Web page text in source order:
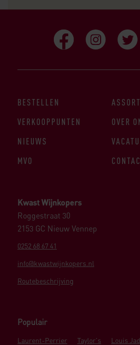
Kwast Wijnkopers
Roggestraat 30
2153 GC Nieuw Vennep
0252 68 67 41
info@kwastwijnkopers.nl
Routebeschrijving
Populair
Laurent-Perrier Taylor's Louis
BESTELLEN
VERKOOPPUNTEN
OVER
NIEUWS
MVO